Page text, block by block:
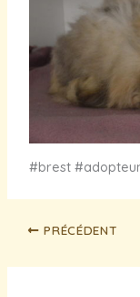
#brest
PRÉCÉDENT